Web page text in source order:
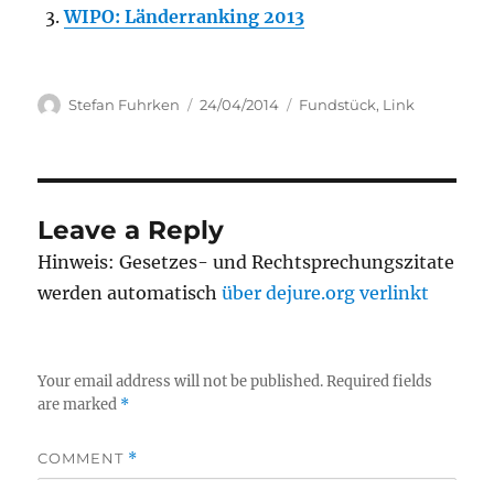
WIPO: Länderranking 2013
Author
Stefan Fuhrken
Posted
24/04/2014 Categories
Fundstück, Link
Leave a Reply
Hinweis: Gesetzes- und Rechtsprechungszitate
werden automatischüber dejure.org verlinkt
Your email address will not be published. Required fields
are marked *
COMMENT *